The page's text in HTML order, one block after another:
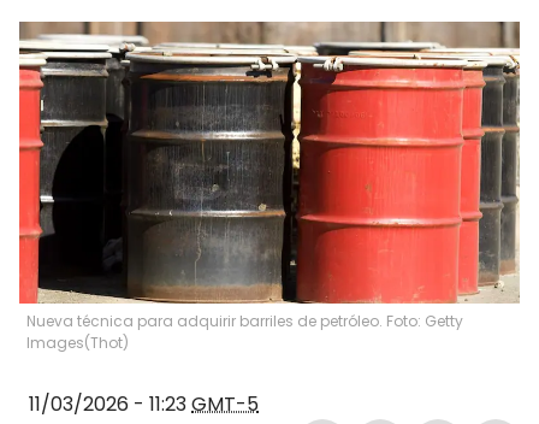
Nueva técnica para adquirir barriles de petróleo. Foto: Getty
Images(Thot)
11/03/2026 - 11:23GMT-5